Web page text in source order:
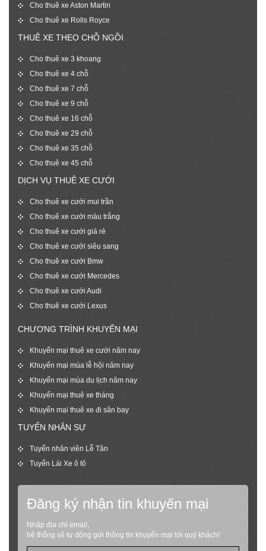
Cho thuê xe Aston Martin
Cho thuê xe Rolls Royce
THUÊ XE THEO CHỖ NGỒI
Cho thuê xe 3 khoang
Cho thuê xe 4 chỗ
Cho thuê xe 7 chỗ
Cho thuê xe 9 chỗ
Cho thuê xe 16 chỗ
Cho thuê xe 29 chỗ
Cho thuê xe 35 chỗ
Cho thuê xe 45 chỗ
DỊCH VỤ THUÊ XE CƯỚI
Cho thuê xe cưới mui trần
Cho thuê xe cưới màu trắng
Cho thuê xe cưới giá rẻ
Cho thuê xe cưới siêu sang
Cho thuê xe cưới Bmw
Cho thuê xe cưới Mercedes
Cho thuê xe cưới Audi
Cho thuê xe cưới Lexus
CHƯƠNG TRÌNH KHUYẾN MẠI
Khuyến mại thuê xe cưới năm nay
Khuyến mại mùa lễ hội năm nay
Khuyến mại mùa du lịch năm nay
Khuyến mại thuê xe tháng
Khuyến mại thuê xe đi sân bay
TUYỂN NHÂN SỰ
Tuyển nhân viên Lễ Tân
Tuyển Lái Xe ô tô
Đăng ký nhận tin khuyến mại
Nhập địa chỉ email,
hệ thống sẽ tự động gửi thông tin khuyến mại tới quý khách!